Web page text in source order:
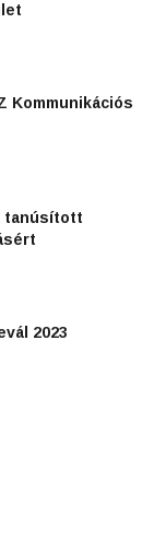
Kommunikációs
tanúsított
2023